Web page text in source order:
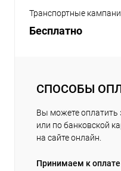
Транспортные
Бесплатно
СПОСОБЫ
Вы можете оплатить
или по банковской
на сайте онлайн.
Принимаем к оплате